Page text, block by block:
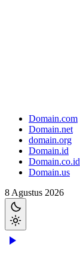
Domain.com
Domain.net
domain.org
Domain.id
Domain.co.id
Domain.us
8 Agustus 2026